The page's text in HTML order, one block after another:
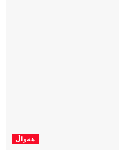
هەواڵ